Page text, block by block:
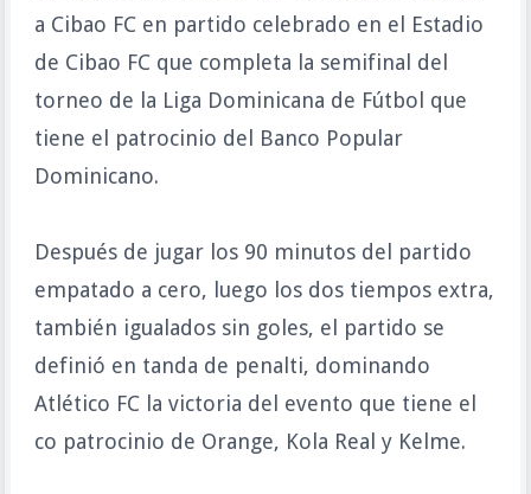
a Cibao FC en partido celebrado en el Estadio
de Cibao FC que completa la semifinal del
torneo de la Liga Dominicana de Fútbol que
tiene el patrocinio del Banco Popular
Dominicano.
Después de jugar los 90 minutos del partido
empatado a cero, luego los dos tiempos extra,
también igualados sin goles, el partido se
definió en tanda de penalti, dominando
Atlético FC la victoria del evento que tiene el
co patrocinio de Orange, Kola Real y Kelme.